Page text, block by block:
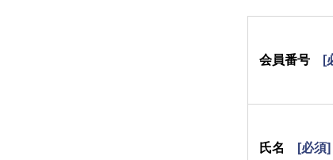
会員番号 [
氏名 [必須]